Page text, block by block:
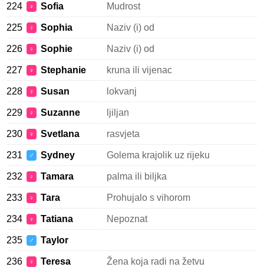
224 ♀ Sofia Mudrost
225 ♀ Sophia Naziv (i) od
226 ♀ Sophie Naziv (i) od
227 ♀ Stephanie kruna ili vijenac
228 ♀ Susan lokvanj
229 ♀ Suzanne ljiljan
230 ♀ Svetlana rasvjeta
231 ♂ Sydney Golema krajolik uz rijeku
232 ♀ Tamara palma ili biljka
233 ♀ Tara Prohujalo s vihorom
234 ♀ Tatiana Nepoznat
235 ♂ Taylor
236 ♀ Teresa Žena koja radi na žetvu